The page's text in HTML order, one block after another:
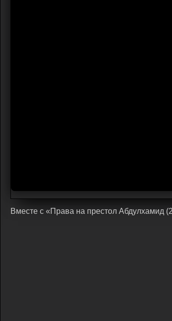
Bмecтe c «Права на престол Абдулхамид